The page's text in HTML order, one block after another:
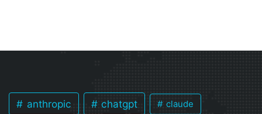
anthropic chatgpt claude